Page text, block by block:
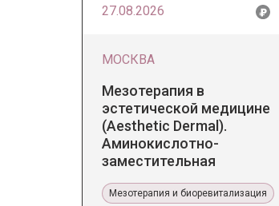
27.08.2026
МОСКВА
Мезотерапия в
эстетической медицине
(Aesthetic Dermal).
Аминокислотно-
заместительная
терапия Jalupro
Мезотерапия и биоревитализация